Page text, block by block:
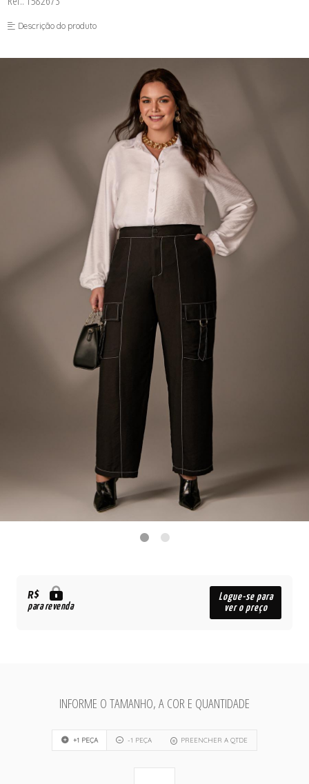
FUSEA-AGOSTO I-
LONGO-AGOSTO I-
MACAC-AGOSTO I-
Descrição do produto
R$
para revenda
Logue-se para
ver o preço
INFORME O TAMANHO, A COR E QUANTIDADE
+1 PEÇA -1 PEÇA PREENCHER A QTDE